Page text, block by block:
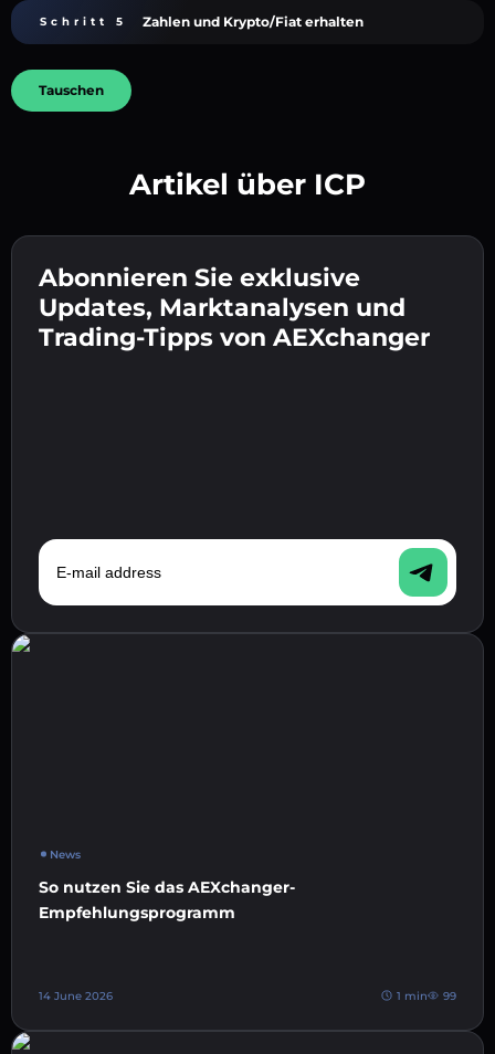
Gib deine Krypto-Wallet-Adresse ein 👉 fahre
mit dem nächsten Schritt fort.
Bestätige deine Identität 👉 fahre mit dem
letzten Schritt fort.
Schritt 5 Zahlen und Krypto/Fiat erhalten
Sende die Einzahlung 👉 erhalte Krypto oder
Fiat in deiner Wallet.
Tauschen
Artikel über ICP
Abonnieren Sie exklusive
Updates, Marktanalysen und
Trading-Tipps von AEXchanger
E-mail address
News
So nutzen Sie das AEXchanger-
Empfehlungsprogramm
14 June 2026 1 min 99